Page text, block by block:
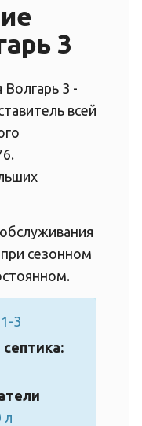
3
3 -
всей
сезонном
1-3
л